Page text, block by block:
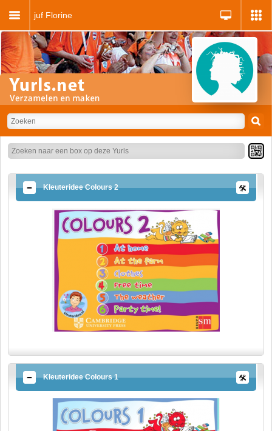
juf Florine
Kleuteridee Colours 2
Kleuteridee Colours 1